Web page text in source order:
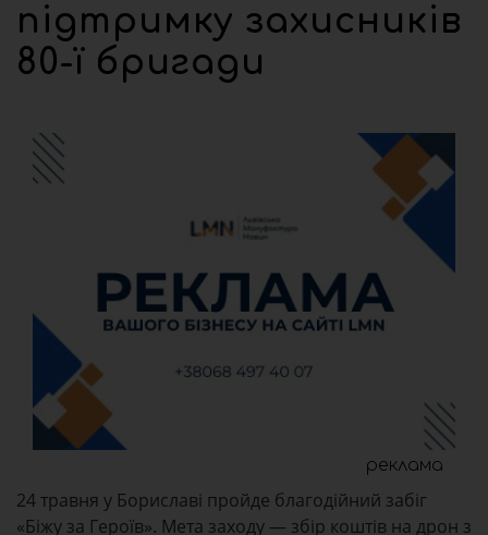
підтримку захисників
80-ї бригади
реклама
24 травня у Бориславі пройде благодійний забіг
«Біжу за Героїв». Мета заходу — збір коштів на дрон з